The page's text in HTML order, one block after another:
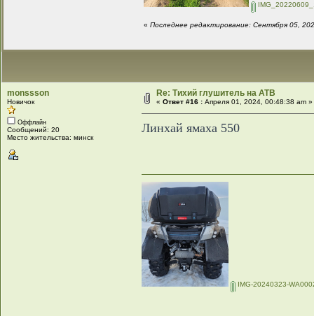
«Последнее редактирование: Сентября 05,
monssson
Новичок
Оффлайн
Сообщений: 20
Место жительства: минск
Re: Тихий глушитель на АТВ
«Ответ #16 : Апреля 01, 2024, 00:48:38 am »
Линхай ямаха 550
IMG-20240323-